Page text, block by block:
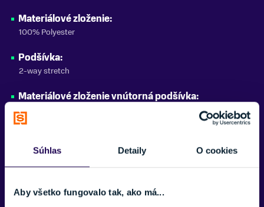
Súhlas Detaily O cookies
Aby všetko fungovalo tak, ako má...
Zobraziť menej
Materiálové zloženie:
100% Polyester
Podšívka:
2-way stretch
Materiálové zloženie vnútorná podšívka:
100% polyester
PrimaLoft Cross Core
100% Polyester